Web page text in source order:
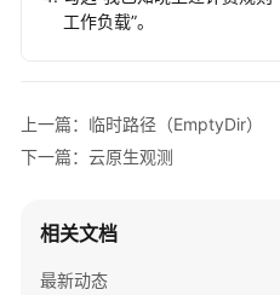
云
原
测
命
空
工作负载”。
上一篇：临时路径（EmptyDir）
下一篇：云原生观测
相关文档
最新动态